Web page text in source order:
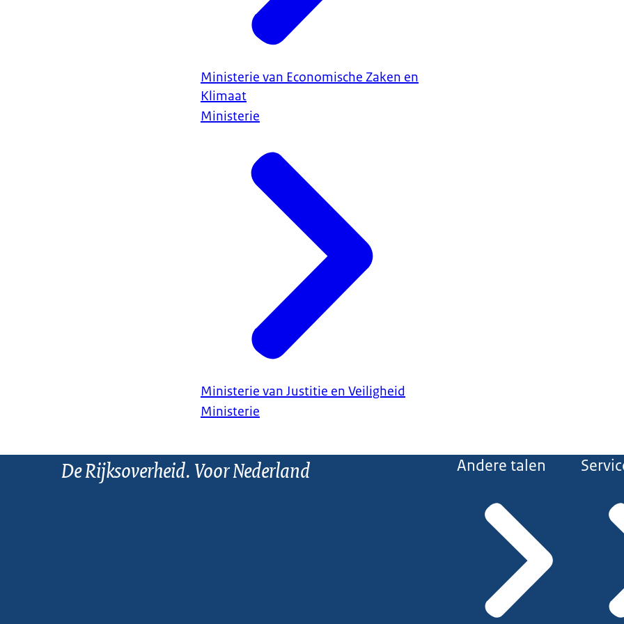
Ministerie van Economische Zaken en
Klimaat
Ministerie
Ministerie van Justitie en Veiligheid
Ministerie
De Rijksoverheid. Voor Nederland Andere talen